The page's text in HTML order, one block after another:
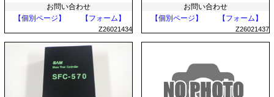
お問い合わせ
【個別ページ】
【フォーム】
Z26021434
お問い合わせ
【個別ページ】
【フォーム】
Z26021437